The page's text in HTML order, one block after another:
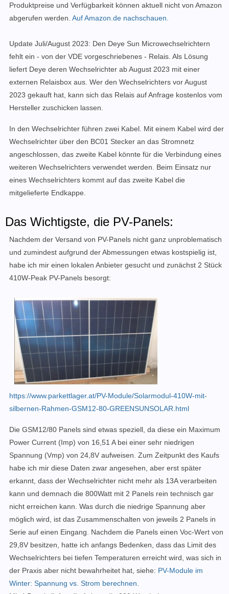
Produktpreise und Verfügbarkeit können aktuell nicht von Amazon
abgerufen werden. Auf Amazon.de nachschauen.
Update Juli/August 2023: Den Deye Sun Microwechselrichtern
fehlt ein - von der VDE vorgeschriebenes - Relais. Als Lösung
liefert Deye deren Wechselrichter ab August 2023 mit einer
externen Relaisbox aus. Wer den Wechselrichters vor August
2023 gekauft hat, kann sich das Relais auf Anfrage kostenlos vom
Hersteller zuschicken lassen.
In den Wechselrichter führen zwei Kabel. Mit einem Kabel wird der
Wechselrichter über den BC01 Stecker an das Stromnetz
angeschlossen, das zweite Kabel könnte für die Verbindung eines
weiteren Wechselrichters verwendet werden. Beim Einsatz nur
eines Wechselrichters kommt auf das zweite Kabel die
mitgelieferte Endkappe.
Das Wichtigste, die PV-Panels:
Nachdem der Versand von PV-Panels nicht ganz unproblematisch
und zumindest aufgrund der Abmessungen etwas kostspielig ist,
habe ich mir einen lokalen Anbieter gesucht und zunächst 2 Stück
410W-Peak PV-Panels besorgt:
https://www.parkettlager.at/PV-Module/Solarmodul-410W-mit-
silbernen-Rahmen-GSM12-80-GREENSUNSOLAR.html
Die GSM12/80 Panels sind etwas speziell, da diese ein Maximum
Power Current (Imp) von 16,51 A bei einer sehr niedrigen
Spannung (Vmp) von 24,8V aufweisen. Zum Zeitpunkt des Kaufs
habe ich mir diese Daten zwar angesehen, aber erst später
erkannt, dass der Wechselrichter nicht mehr als 13A verarbeiten
kann und demnach die 800Watt mit 2 Panels rein technisch gar
nicht erreichen kann. Was durch die niedrige Spannung aber
möglich wird, ist das Zusammenschalten von jeweils 2 Panels in
Serie auf einen Eingang. Nachdem die Panels einen Voc-Wert von
29,8V besitzen, hatte ich anfangs Bedenken, dass das Limit des
Wechselrichters bei tiefen Temperaturen erreicht wird, was sich in
der Praxis aber nicht bewahrheitet hat, siehe: PV-Module im
Winter: Spannung vs. Strom berechnen